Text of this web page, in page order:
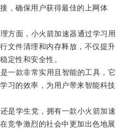
，确保用户获得最佳的上网体
面，小火箭加速器通过学习用
文件清理和内存释放，不仅提升
定性和安全性。
款非常实用且智能的工具，它
习的效率，为用户带来智能科技
学生党，拥有一款小火箭加速
竞争激烈的社会中更加出色地展